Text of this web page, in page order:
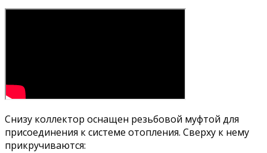
Снизу коллектор оснащен резьбовой муфтой для
присоединения к системе отопления. Сверху к нему
прикручиваются: